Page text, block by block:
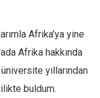
Afrika’ya yine
Afrika hakkında
yıllarından
buldum.